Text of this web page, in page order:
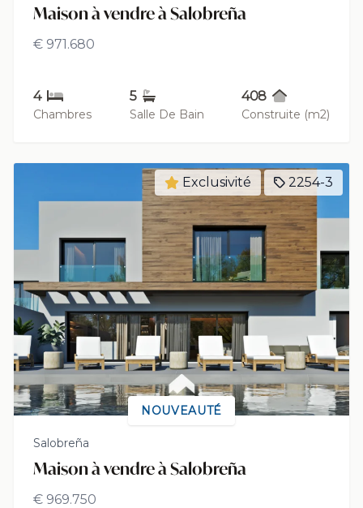
Maison à vendre à Salobreña
€ 971.680
4
Chambres
5
Salle De Bain
408
Construite (m2)
Exclusivité 2254-3
NOUVEAUTÉ
Salobreña
Maison à vendre à Salobreña
€ 969.750